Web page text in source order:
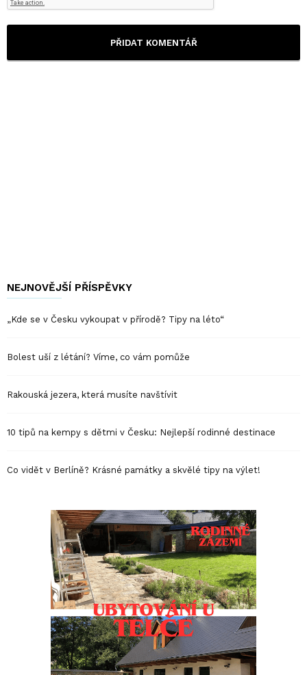
NEJNOVĚJŠÍ PŘÍSPĚVKY
„Kde se v Česku vykoupat v přírodě? Tipy na léto“
Bolest uší z létání? Víme, co vám pomůže
Rakouská jezera, která musíte navštívit
10 tipů na kempy s dětmi v Česku: Nejlepší rodinné destinace
Co vidět v Berlíně? Krásné památky a skvělé tipy na výlet!